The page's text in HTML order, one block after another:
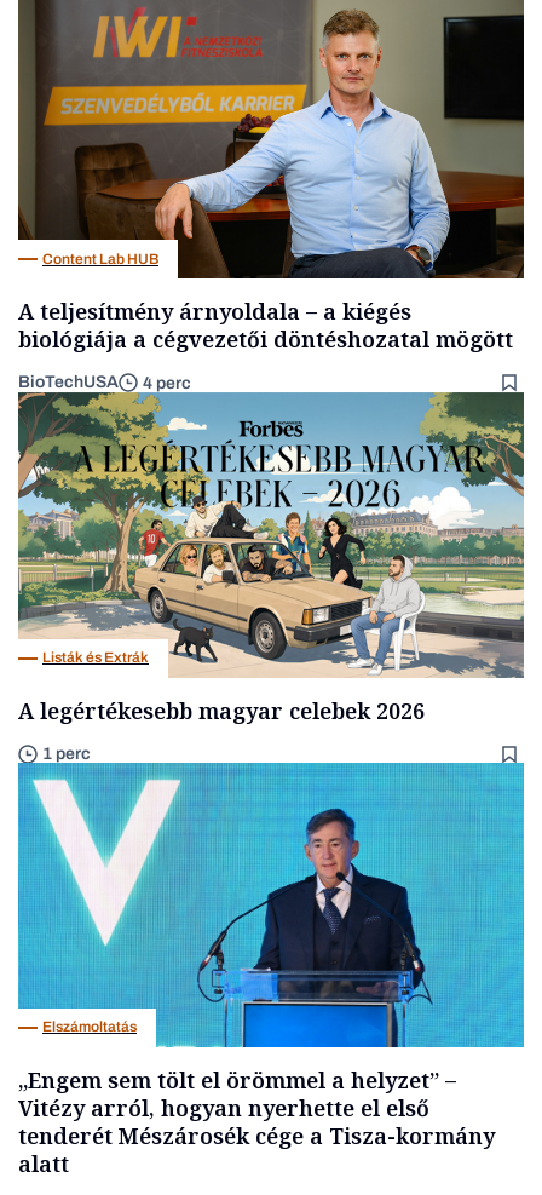
Content Lab HUB
A teljesítmény árnyoldala – a kiégés
biológiája a cégvezetői döntéshozatal mögött
BioTechUSA 4 perc
Listák és Extrák
A legértékesebb magyar celebek 2026
1 perc
Elszámoltatás
„Engem sem tölt el örömmel a helyzet” –
Vitézy arról, hogyan nyerhette el első
tenderét Mészárosék cége a Tisza-kormány
alatt